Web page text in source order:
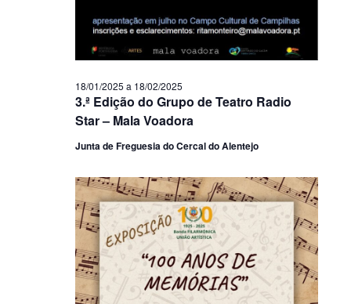
3.ª Edição do Grupo de Teatro Radio
Star – Mala Voadora
18/01/2025 a 18/02/2025
Junta de Freguesia do Cercal do Alentejo